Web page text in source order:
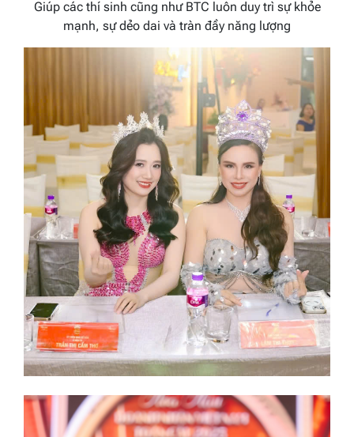
Giúp các thí sinh cũng như BTC luôn duy trì sự khỏe
mạnh, sự dẻo dai và tràn đầy năng lượng